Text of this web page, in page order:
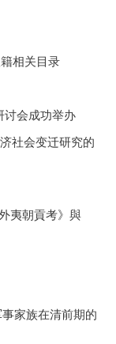
相关目录
讨会成功举办
社会变迁研究的
夷朝貢考》與
家族在清前期的